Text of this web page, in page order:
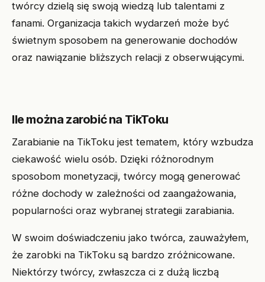
twórcy dzielą się swoją wiedzą lub talentami z
fanami. Organizacja takich wydarzeń może być
świetnym sposobem na generowanie dochodów
oraz nawiązanie bliższych relacji z obserwującymi.
Ile można zarobić na TikToku
Zarabianie na TikToku jest tematem, który wzbudza
ciekawość wielu osób. Dzięki różnorodnym
sposobom monetyzacji, twórcy mogą generować
różne dochody w zależności od zaangażowania,
popularności oraz wybranej strategii zarabiania.
W swoim doświadczeniu jako twórca, zauważyłem,
że zarobki na TikToku są bardzo zróżnicowane.
Niektórzy twórcy, zwłaszcza ci z dużą liczbą